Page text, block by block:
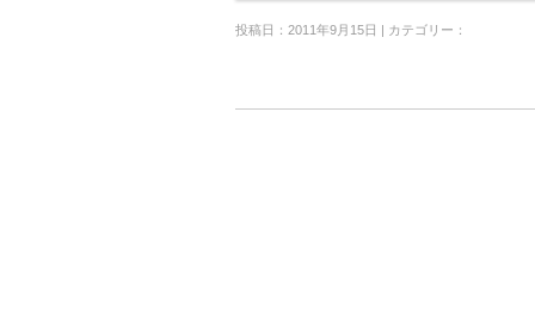
投稿日：2011年9月15日 | カテゴリー：